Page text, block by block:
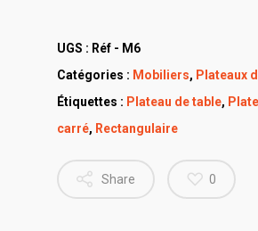
UGS : Réf - M6
Catégories : Mobiliers, Plateaux
Étiquettes : Plateau de table,
carré, Rectangulaire
Share 0